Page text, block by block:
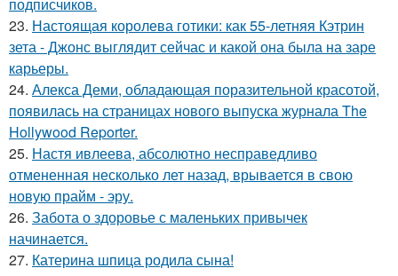
23. Настоящая королева готики: как 55-летняя Кэтрин
зета - Джонс выглядит сейчас и какой она была на заре
карьеры.
24. Алекса Деми, обладающая поразительной красотой,
появилась на страницах нового выпуска журнала The
Hollywood Reporter.
25. Настя ивлеева, абсолютно несправедливо
отмененная несколько лет назад, врывается в свою
новую прайм - эру.
26. Забота о здоровье с маленьких привычек
начинается.
27. Катерина шпица родила сына!